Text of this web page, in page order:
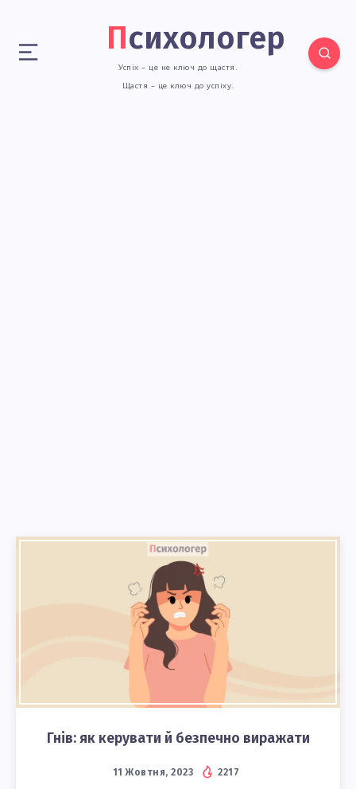
Психологер
Успіх – це не ключ до щастя.
Щастя – це ключ до успіху.
Гнів: як керувати й безпечно виражати
11 Жовтня, 2023 2217